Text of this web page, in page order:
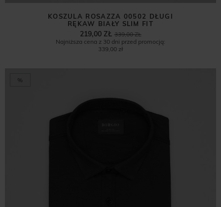
KOSZULA ROSAZZA 00502 DŁUGI
RĘKAW BIAŁY SLIM FIT
339,00 ZŁ
219,00 ZŁ
Najniższa cena z 30 dni przed promocją:
339,00 zł
%